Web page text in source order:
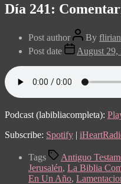
Día 241:
Post author By
Post date
August 29,
Podcast (labibliacompleta):
Subscribe: Spotify |
Tags Antiguo
Jerusalén, La Biblia
En Un Año,